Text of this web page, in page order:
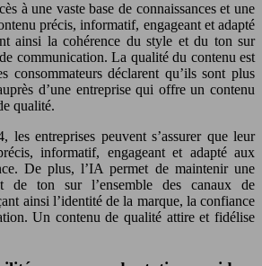
à une vaste base de connaissances et une
précis, informatif, engageant et adapté
ainsi la cohérence du style et du ton sur
communication. La qualité du contenu est
consommateurs déclarent qu’ils sont plus
d’une entreprise qui offre un contenu
qualité.
les entreprises peuvent s’assurer que leur
informatif, engageant et adapté aux
De plus, l’IA permet de maintenir une
de ton sur l’ensemble des canaux de
ainsi l’identité de la marque, la confiance
Un contenu de qualité attire et fidélise